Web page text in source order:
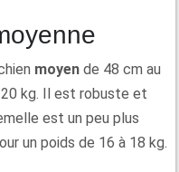
moyen de 48 cm au
20 kg. Il est robuste et
est un peu plus
un poids de 16 à 18 kg.